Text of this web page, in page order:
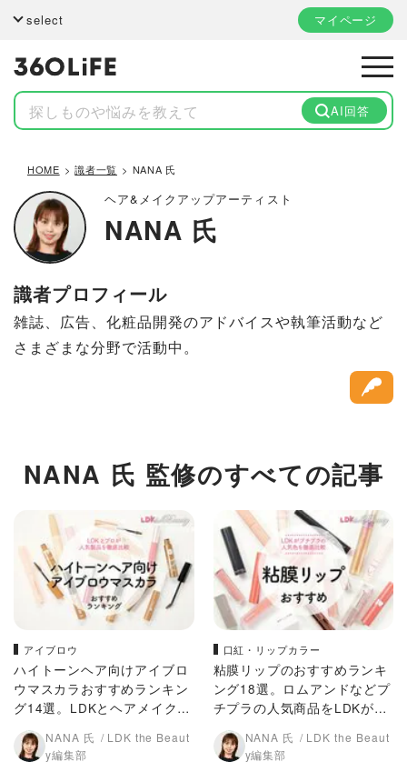
select マイページ
AI回答
HOME 識者一覧 NANA 氏
ヘア&メイクアップアーティスト
NANA 氏
識者プロフィール
雑誌、広告、化粧品開発のアドバイスや執筆活動など
さまざまな分野で活動中。
NANA 氏 監修のすべての記事
アイブロウ
ハイトーンヘア向けアイブロ
ウマスカラおすすめランキン
グ14選。LDKとヘアメイクが
人気商品を徹底比較
NANA 氏
LDK the Beaut
y編集部
口紅・リップカラー
粘膜リップのおすすめランキ
ング18選。ロムアンドなどプ
チプラの人気商品をLDKが比
較
NANA 氏
LDK the Beaut
y編集部